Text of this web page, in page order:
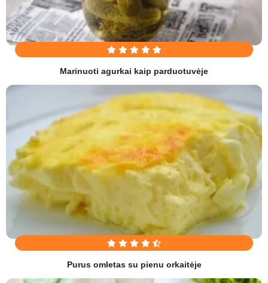
Marinuoti agurkai kaip parduotuvėje
Purus omletas su pienu orkaitėje